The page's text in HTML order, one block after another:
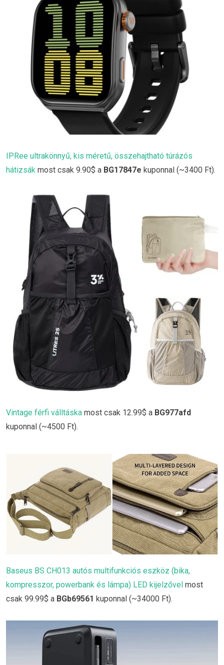
IPRee ultrakönnyű, kis méretű, összehajtható túrázós
hátizsák most csak 9.90$ a BG17847e kuponnal (~3400 Ft).
Vintage férfi válltáska most csak 12.99$ a BG977afd
kuponnal (~4500 Ft).
Baseus BS CH013 autós multifunkciós eszköz (bika,
kompresszor, powerbank és lámpa) LED kijelzővel most
csak 99.99$ a BGb69561 kuponnal (~34000 Ft).